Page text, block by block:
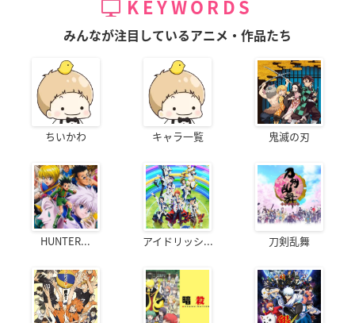
KEYWORDS
みんなが注目しているアニメ・作品たち
ちいかわ キャラ一覧 鬼滅の刃
HUNTER... アイドリッシ... 刀剣乱舞